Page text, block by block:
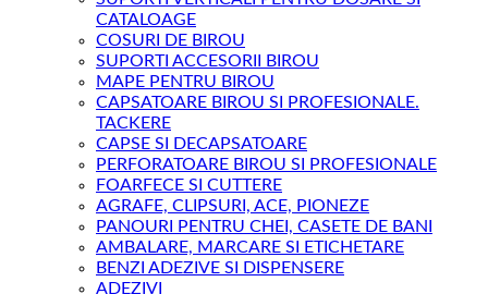
CATALOAGE
COSURI DE BIROU
SUPORTI ACCESORII BIROU
MAPE PENTRU BIROU
CAPSATOARE BIROU SI PROFESIONALE.
TACKERE
CAPSE SI DECAPSATOARE
PERFORATOARE BIROU SI PROFESIONALE
FOARFECE SI CUTTERE
AGRAFE, CLIPSURI, ACE, PIONEZE
PANOURI PENTRU CHEI, CASETE DE BANI
AMBALARE, MARCARE SI ETICHETARE
BENZI ADEZIVE SI DISPENSERE
ADEZIVI